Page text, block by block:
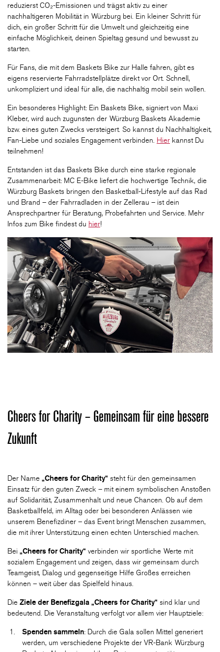
WÜRZBURG-BASKETS-DYN
AKADEMIE
reduzierst CO₂-Emissionen und trägst aktiv zu einer
nachhaltigeren Mobilität in Würzburg bei. Ein kleiner Schritt für
dich, ein großer Schritt für die Umwelt und gleichzeitig eine
einfache Möglichkeit, deinen Spieltag gesund und bewusst zu
starten.
Für Fans, die mit dem Baskets Bike zur Halle fahren, gibt es
eigens reservierte Fahrradstellplätze direkt vor Ort. Schnell,
unkompliziert und ideal für alle, die nachhaltig mobil sein wollen.
Ein besonderes Highlight: Ein Baskets Bike, signiert von Maxi
Kleber, wird auch zugunsten der Würzburg Baskets Akademie
bzw. eines guten Zwecks versteigert. So kannst du Nachhaltigkeit,
Fan-Liebe und soziales Engagement verbinden. Hier kannst Du
teilnehmen!
Entstanden ist das Baskets Bike durch eine starke regionale
Zusammenarbeit: MC E-Bike liefert die hochwertige Technik, die
Würzburg Baskets bringen den Basketball-Lifestyle auf das Rad
und Brand – der Fahrradladen in der Zellerau – ist dein
Ansprechpartner für Beratung, Probefahrten und Service. Mehr
Infos zum Bike findest du hier!
Cheers for Charity – Gemeinsam für eine bessere
Zukunft
Der Name „Cheers for Charity“ steht für den gemeinsamen
Einsatz für den guten Zweck – mit einem symbolischen Anstoßen
auf Solidarität, Zusammenhalt und neue Chancen. Ob auf dem
Basketballfeld, im Alltag oder bei besonderen Anlässen wie
unserem Benefizdiner – das Event bringt Menschen zusammen,
die mit ihrer Unterstützung einen echten Unterschied machen.
Bei „Cheers for Charity“ verbinden wir sportliche Werte mit
sozialem Engagement und zeigen, dass wir gemeinsam durch
Teamgeist, Dialog und gegenseitige Hilfe Großes erreichen
können – weit über das Spielfeld hinaus.
Die Ziele der Benefizgala „Cheers for Charity“ sind klar und
bedeutend. Die Veranstaltung verfolgt vor allem vier Hauptziele:
Spenden sammeln: Durch die Gala sollen Mittel generiert
werden, um verschiedene Projekte der VR-Bank Würzburg